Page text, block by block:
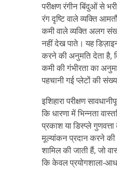
परीक्षण रंगीन बिंदुओं से
रंग दृष्टि वाले व्यक्ति
कमी वाले व्यक्ति अलग
नहीं देख पाते। यह
करने की अनुमति देता है,
कमी की गंभीरता का
पहचानी गई प्लेटों की
इशिहारा परीक्षण
कि धारणा में भिन्नता
प्रकाश या डिस्प्ले
मूल्यांकन प्रदान करने
शामिल की जाती हैं, जो
कि केवल प्रयोगशाला-